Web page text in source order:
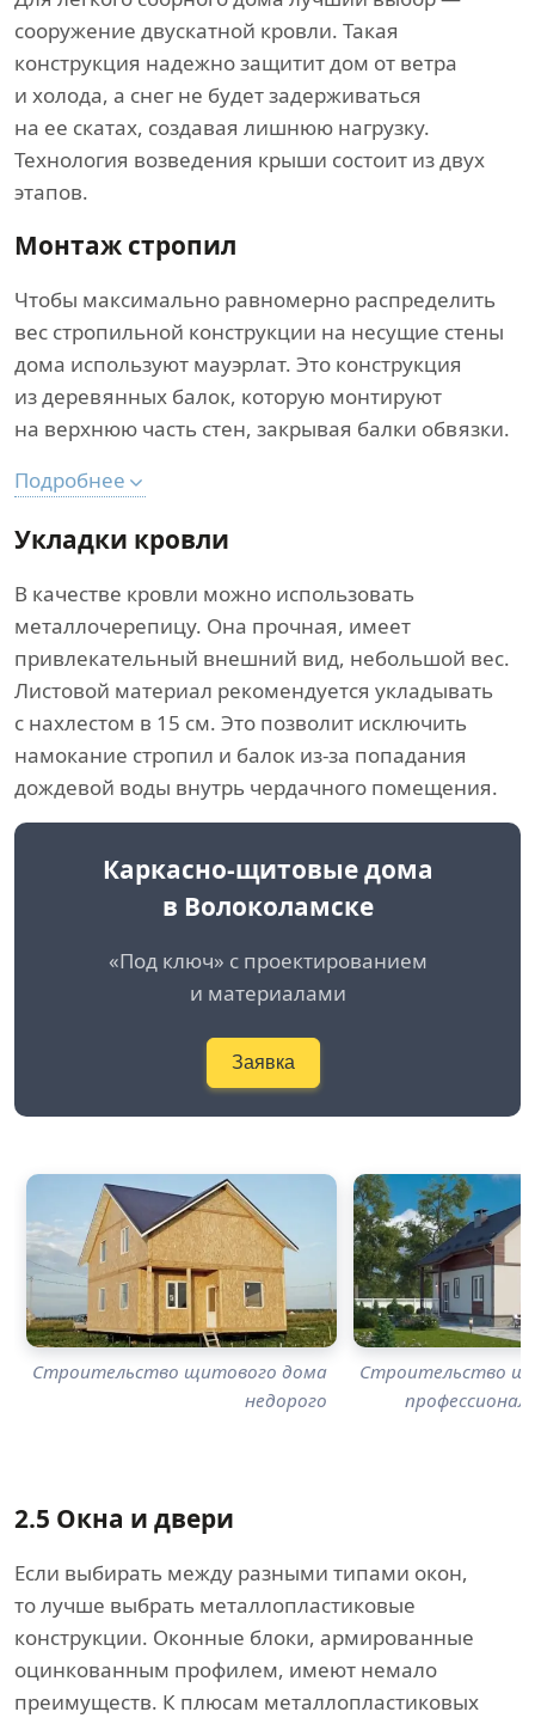
сооружение двускатной кровли. Такая
конструкция надежно защитит дом от ветра
и холода, а снег не будет задерживаться
на ее скатах, создавая лишнюю нагрузку.
Технология возведения крыши состоит из двух
этапов.
Монтаж стропил
Чтобы максимально равномерно распределить
вес стропильной конструкции на несущие стены
дома используют мауэрлат. Это конструкция
из деревянных балок, которую монтируют
на верхнюю часть стен, закрывая балки обвязки.
Подробнее
Укладки кровли
В качестве кровли можно использовать
металлочерепицу. Она прочная, имеет
привлекательный внешний вид, небольшой вес.
Листовой материал рекомендуется укладывать
с нахлестом в 15 см. Это позволит исключить
намокание стропил и балок из-за попадания
дождевой воды внутрь чердачного помещения.
Каркасно-щитовые дома
в Волоколамске
«Под ключ» с проектированием
и материалами
Заявка
Строительство щитового дома
недорого
Строительство
2.5 Окна и двери
Если выбирать между разными типами окон,
то лучше выбрать металлопластиковые
конструкции. Оконные блоки, армированные
оцинкованным профилем, имеют немало
преимуществ. К плюсам металлопластиковых